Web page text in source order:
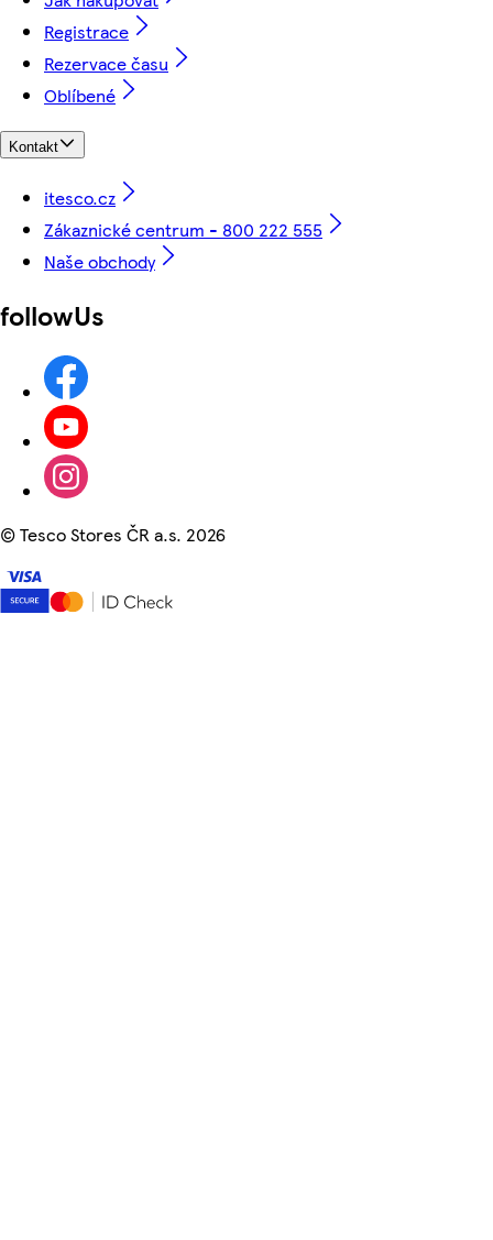
Registrace
Rezervace času
Oblíbené
Kontakt
itesco.cz
Zákaznické centrum - 800 222 555
Naše obchody
followUs
©Tesco Stores ČR a.s. 2026